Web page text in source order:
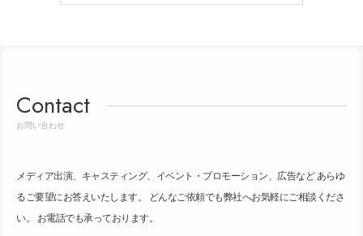
Contact
お問い合わせ
メディア出演、キャスティング、イベント・プロモーション、広告など あらゆ
るご要望にお答えいたします。 どんなご依頼でも弊社へお気軽にご相談くださ
い。 お電話でも承っております。